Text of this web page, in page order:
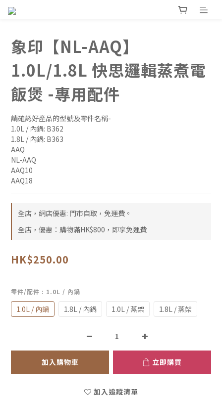
象印【NL-AAQ】
1.0L/1.8L 快思邏輯蒸煮電
飯煲 -專用配件
請確認好產品的型號及零件名稱-
1.0L / 內鍋: B362
1.8L / 內鍋: B363
AAQ
NL-AAQ
AAQ10
AAQ18
全店，網店優惠: 門市自取，免運費。
全店，優惠：購物滿HK$800，即享免運費
HK$250.00
零件/配件 : 1.0L / 內鍋
1.0L / 內鍋 1.8L / 內鍋 1.0L / 蒸架 1.8L / 蒸架
加入購物車 立即購買
加入追蹤清單